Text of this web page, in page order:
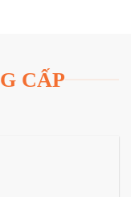
CẤP